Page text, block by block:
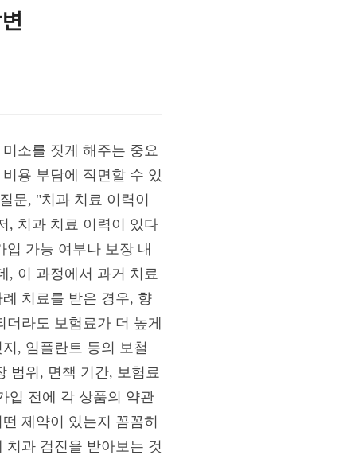
소를 짓게 해주는 중요
용 부담에 직면할 수 있
문, "치과 치료 이력이
, 치과 치료 이력이 있다
입 가능 여부나 보장 내
, 이 과정에서 과거 치료
치료를 받은 경우, 향
라도 보험료가 더 높게
, 임플란트 등의 보철
범위, 면책 기간, 보험료
입 전에 각 상품의 약관
제약이 있는지 꼼꼼히
과 검진을 받아보는 것